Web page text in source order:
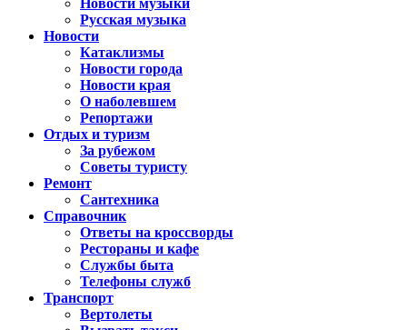
Новости музыки
Русская музыка
Новости
Катаклизмы
Новости города
Новости края
О наболевшем
Репортажи
Отдых и туризм
За рубежом
Советы туристу
Ремонт
Сантехника
Справочник
Ответы на кроссворды
Рестораны и кафе
Службы быта
Телефоны служб
Транспорт
Вертолеты